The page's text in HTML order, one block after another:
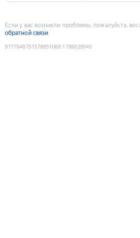
Если у вас возникли проблемы, пожалуйста,
обратной связи
9177848751578851068:1786028045